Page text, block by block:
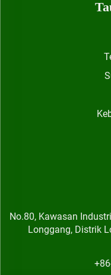
No.80, Kawasan
Longgang, Distrik